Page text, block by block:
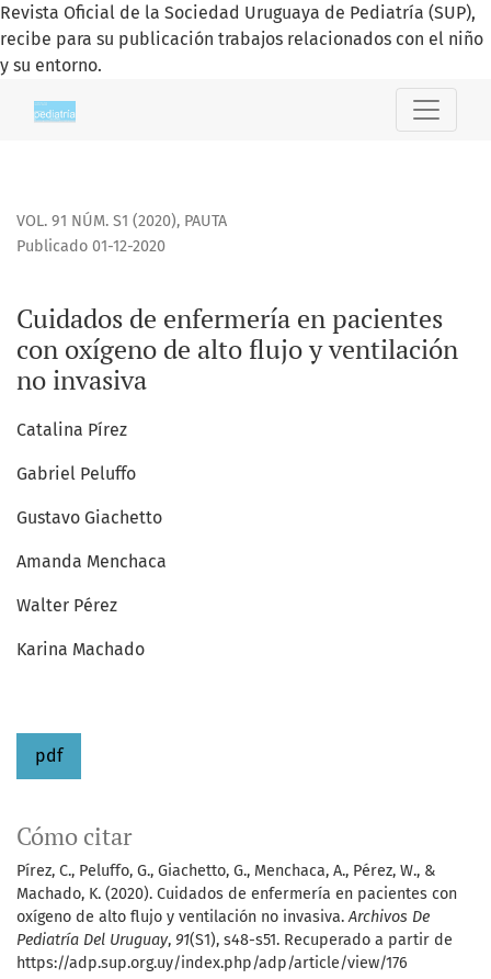
Revista Oficial de la Sociedad Uruguaya de Pediatría (SUP),
recibe para su publicación trabajos relacionados con el niño
y su entorno.
Cuidados de enfermería en pacientes con oxígeno de alto
VOL. 91 NÚM. S1 (2020), PAUTA
Cuidados de enfermería en pacientes
con oxígeno de alto flujo y ventilación
no invasiva
Publicado 01-12-2020
Catalina Pírez
Gabriel Peluffo
Gustavo Giachetto
Amanda Menchaca
Walter Pérez
Karina Machado
pdf
Cómo citar
Pírez, C., Peluffo, G., Giachetto, G., Menchaca, A., Pérez, W., &
Machado, K. (2020). Cuidados de enfermería en pacientes con
oxígeno de alto flujo y ventilación no invasiva.Archivos De
Pediatría Del Uruguay, 91(S1), s48-s51. Recuperado a partir de
https://adp.sup.org.uy/index.php/adp/article/view/176